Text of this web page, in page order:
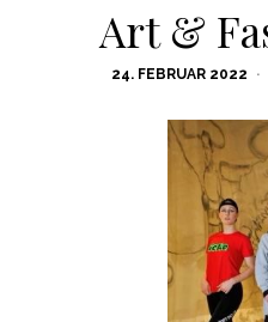
Art &
POSTED
24. FEBRUAR 2022